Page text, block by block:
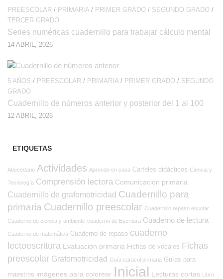
PREESCOLAR / PRIMARIA / PRIMER GRADO / SEGUNDO GRADO /
TERCER GRADO
Series numéricas cuadernillo para trabajar cálculo mental
14 ABRIL, 2026
5 AÑOS / PREESCOLAR / PRIMARIA / PRIMER GRADO / SEGUNDO
GRADO
Cuadernillo de números anterior y posterior del 1 al 100
12 ABRIL, 2026
ETIQUETAS
Abecedario Actividades Aprendo en casa Carteles didácticos Ciencia y
Tecnología Comprensión lectora Comunicación primaria
Cuadernillo de grafomotricidad Cuadernillo para
primaria Cuadernillo preescolar Cuadernillo repaso escolar
Cuaderno de ciencia y ambiente cuaderno de Escritura Cuaderno de lectura
Cuaderno de matemática Cuaderno de repaso cuaderno
lectoescritura Evaluación primaria Fichas de vocales Fichas
preescolar Grafomotricidad Guía caracol primaria Guías para
maestros imágenes para colorear Inicial Lecturas cortas Libro